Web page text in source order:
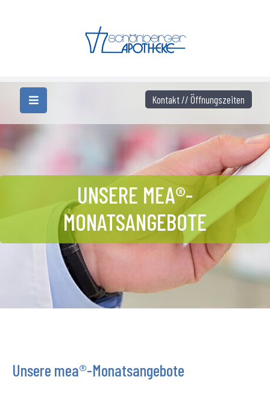
UNSERE MEA®-
MONATSANGEBOTE
Unsere mea®-Monatsangebote
Kontakt // Öffnungszeiten